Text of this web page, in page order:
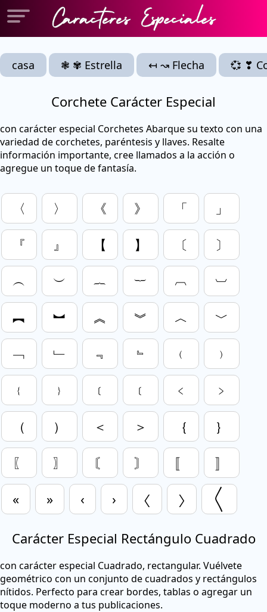
casa ❃ ✾ Estrella ↤ ↝ Flecha 💞 ❣
Corchete Carácter Especial
con carácter especial Corchetes Abarque su texto con una
variedad de corchetes, paréntesis y llaves. Resalte
información importante, cree llamados a la acción o
agregue un toque de fantasía.
〈 〉 《 》 「 」
『 』 【 】 〔 〕
︵ ︶ ︷ ︸ ︹ ︺
︻ ︼ ︽ ︾ ︿ ﹀
﹁ ﹂ ﹃ ﹄ ﹙ ﹚
﹛ ﹜ ﹝ ﹝ ﹤ ﹥
（ ） ＜ ＞ ｛ ｝
〖 〗 〘 〙 〚 〛
« » ‹ › 〈 〉 〱
Carácter Especial Rectángulo Cuadrado
con carácter especial Cuadrado, rectangular. Vuélvete
geométrico con un conjunto de cuadrados y rectángulos
nítidos. Perfecto para crear bordes, tablas o agregar un
toque moderno a tus publicaciones.